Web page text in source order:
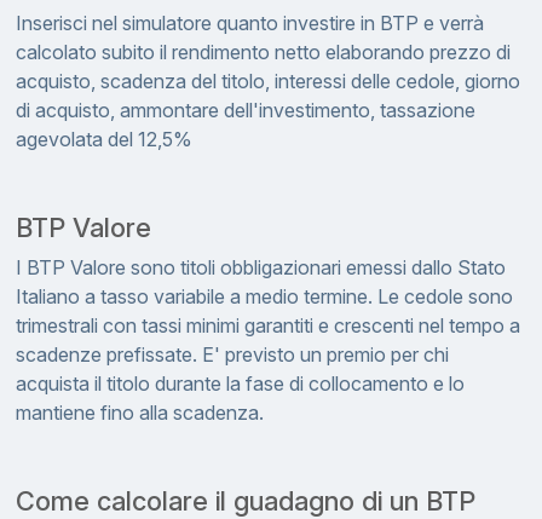
Inserisci nel simulatore quanto investire in BTP e verrà
calcolato subito il rendimento netto elaborando prezzo di
acquisto, scadenza del titolo, interessi delle cedole, giorno
di acquisto, ammontare dell'investimento, tassazione
agevolata del 12,5%
BTP Valore
I BTP Valore sono titoli obbligazionari emessi dallo Stato
Italiano a tasso variabile a medio termine. Le cedole sono
trimestrali con tassi minimi garantiti e crescenti nel tempo a
scadenze prefissate. E' previsto un premio per chi
acquista il titolo durante la fase di collocamento e lo
mantiene fino alla scadenza.
Come calcolare il guadagno di un BTP